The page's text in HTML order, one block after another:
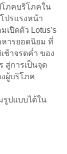
โภคบริโภคใน
ปรแรงหน้า
ปิดตัว Lotus’s
หารยอดนิยม ที่
ช้าจรดค่ำ ของ
สู่การเป็นจุด
ผู้บริโภค
รูปแบบได้ใน